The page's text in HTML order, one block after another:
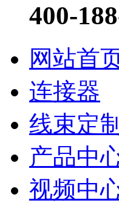
400-
网站首
连接器
线束定
产品中
视频中